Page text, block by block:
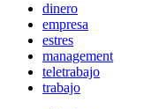
dinero
empresa
estres
management
teletrabajo
trabajo